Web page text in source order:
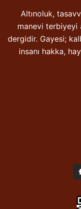
Altınoluk,
manevi terbiyeyi
dergidir. Gayesi;
insanı hakka,